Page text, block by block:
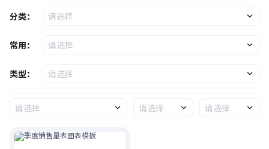
分类： 请选择
常用： 请选择
类型： 请选择
请选择 请选择 请选择